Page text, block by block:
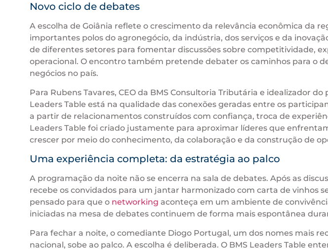
Novo ciclo de debates
A escolha de Goiânia reflete o crescimento da relevância econômica da
importantes polos do agronegócio, da indústria, dos serviços e da
de diferentes setores para fomentar discussões sobre competitividade,
operacional. O encontro também pretende debater os caminhos para o
negócios no país.
Para Rubens Tavares, CEO da BMS Consultoria Tributária e idealizador
Leaders Table está na qualidade das conexões geradas entre os
a partir de relacionamentos construídos com confiança, troca de
Leaders Table foi criado justamente para aproximar líderes que
crescer por meio do conhecimento, da colaboração e da construção de
Uma experiência completa: da estratégia ao palco
A programação da noite não se encerra na sala de debates. Após as
recebe os convidados para um jantar harmonizado com carta de vinhos
pensado para que o networking aconteça em um ambiente de
iniciadas na mesa de debates continuem de forma mais espontânea
Para fechar a noite, o comediante Diogo Portugal, um dos nomes mais
nacional, sobe ao palco. A escolha é deliberada. O BMS Leaders Table